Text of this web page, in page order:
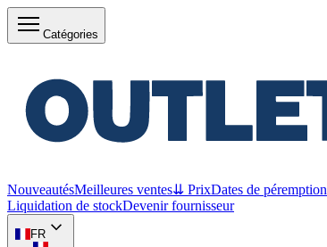
Catégories
NouveautésMeilleures ventes⇊ PrixDates de péremption
Liquidation de stockDevenir fournisseur
FR